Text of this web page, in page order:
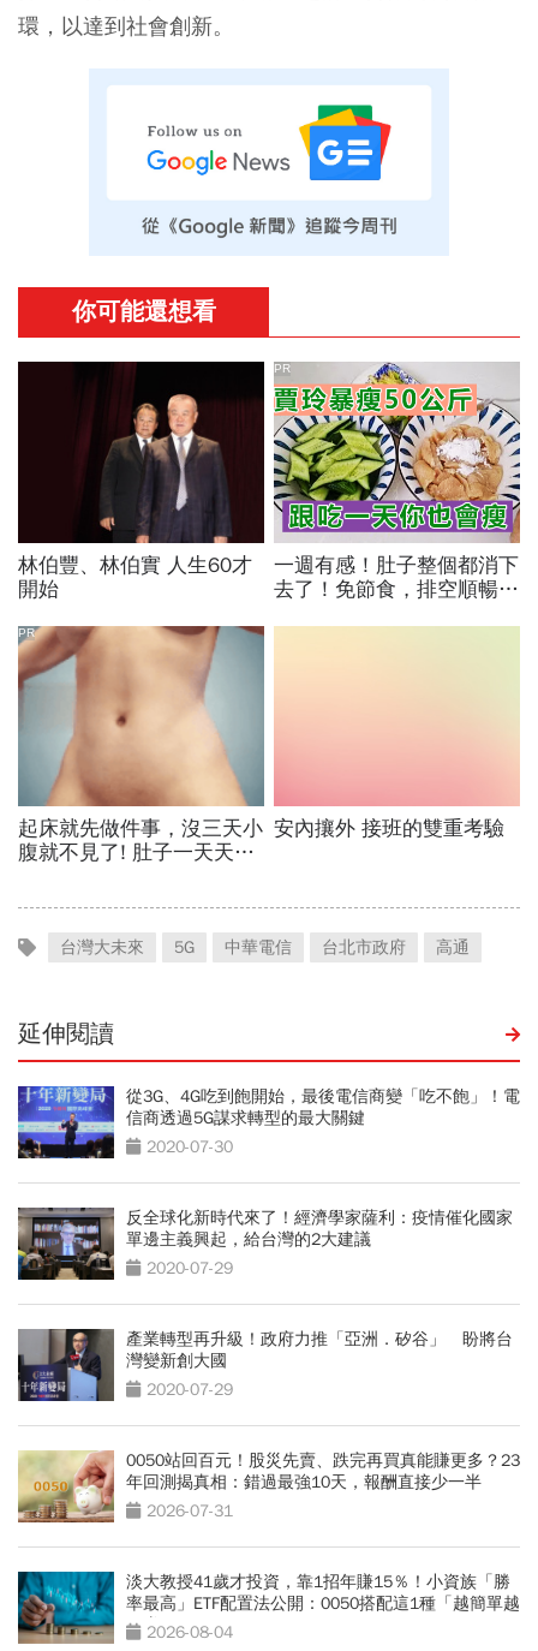
環，以達到社會創新。
台灣大未來 5G 中華電信 台北市政府 高通
延伸閱讀
從3G、4G吃到飽開始，最後電信商變「吃不飽」！電
信商透過5G謀求轉型的最大關鍵
2020-07-30
反全球化新時代來了！經濟學家薩利：疫情催化國家
單邊主義興起，給台灣的2大建議
2020-07-29
產業轉型再升級！政府力推「亞洲．矽谷」 盼將台
灣變新創大國
2020-07-29
0050站回百元！股災先賣、跌完再買真能賺更多？23
年回測揭真相：錯過最強10天，報酬直接少一半
2026-07-31
淡大教授41歲才投資，靠1招年賺15％！小資族「勝
率最高」ETF配置法公開：0050搭配這1種「越簡單越
好賺」
2026-08-04